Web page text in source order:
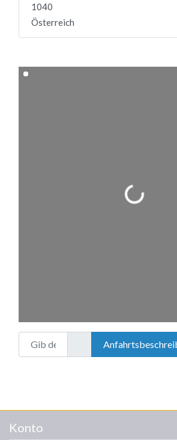
1040
Österreich
Wird geladen …
Gib deinen Standort ein.
Konto